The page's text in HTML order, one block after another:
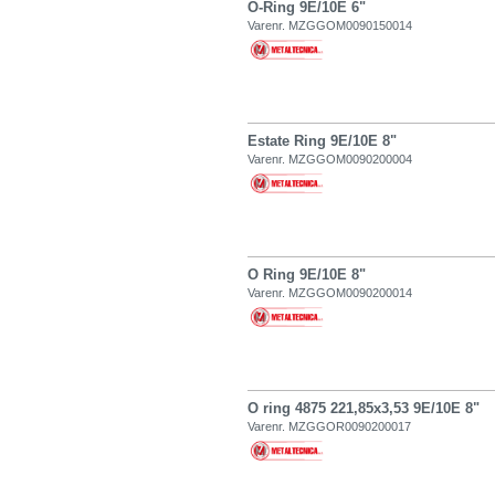
O-Ring 9E/10E 6"
Varenr. MZGGOM0090150014
Estate Ring 9E/10E 8"
Varenr. MZGGOM0090200004
O Ring 9E/10E 8"
Varenr. MZGGOM0090200014
O ring 4875 221,85x3,53 9E/10E 8"
Varenr. MZGGOR0090200017